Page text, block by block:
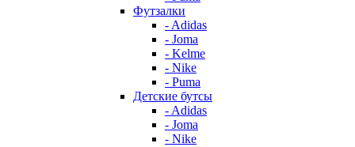
Футзалки
- Adidas
- Joma
- Kelme
- Nike
- Puma
Детские бутсы
- Adidas
- Joma
- Nike